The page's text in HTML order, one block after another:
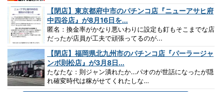
【閉店】東京都府中市のパチンコ店『ニューアサヒ府
中四谷店』が8月16日を...
匿名：換金率がかなり悪いわりに設定も釘もそこまでな店
だったが店員が工夫で頑張ってるのが...
【閉店】福岡県北九州市のパチンコ店『パーラージャ
ンボ則松店』が3月8日...
たなたな：則ジャン潰れたか…パオのが世話になったが隠
れ確変時代は稼がせてくれたしな…